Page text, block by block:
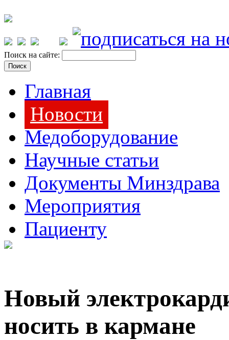
Поиск на сайте:
Главная
Новости
Медоборудование
Научные статьи
Документы Минздрава
Мероприятия
Пациенту
Новый
носить в кармане